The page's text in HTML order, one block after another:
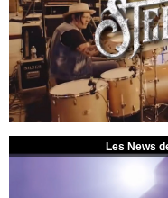
Les News